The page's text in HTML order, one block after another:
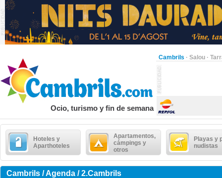
Cambrils · Salou ·
Ocio, turismo y fin de semana
Hoteles y
Aparthoteles
Apartamentos,
cámpings y
otros
Playas y
nudistas
Cambrils / Agenda / 2.Cambrils